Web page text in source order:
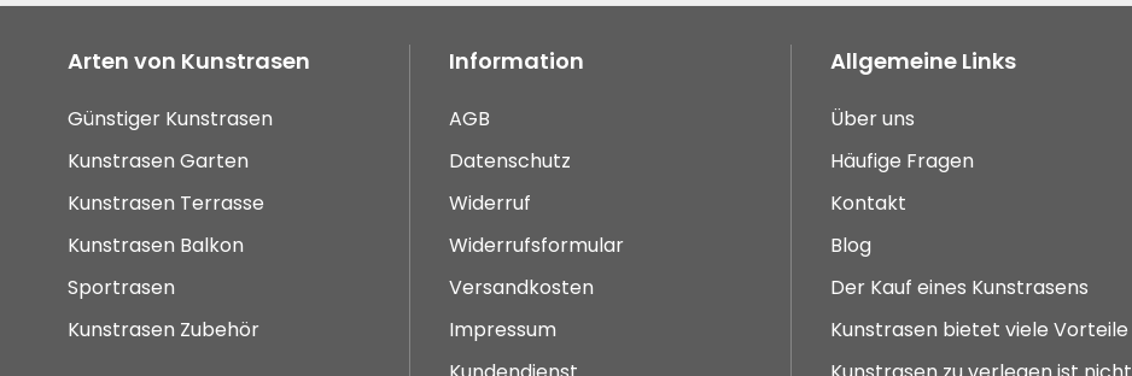
Arten von Kunstrasen
Günstiger Kunstrasen
Kunstrasen Garten
Kunstrasen Terrasse
Kunstrasen Balkon
Sportrasen
Kunstrasen Zubehör
Information
AGB
Datenschutz
Widerruf
Widerrufsformular
Versandkosten
Impressum
Allgemeine Links
Über uns
Häufige Fragen
Kontakt
Blog
Der Kauf eines Kunstrasens
Kunstrasen bietet viele Vorteile